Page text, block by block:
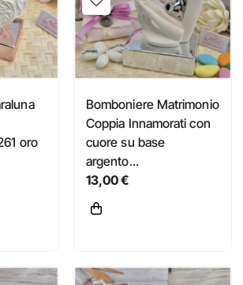
oro
Bomboniere Matrimonio
Coppia Innamorati con
cuore su base
argento...
13,00 €